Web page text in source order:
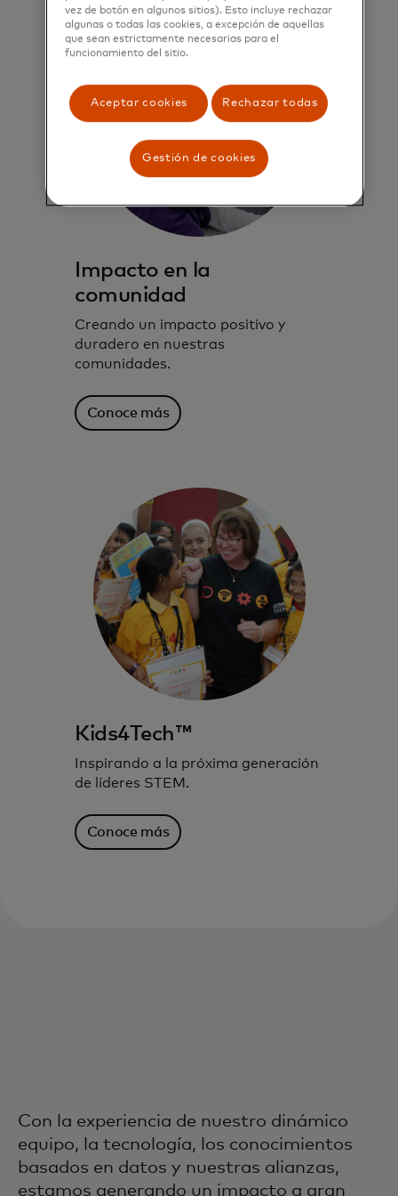
Impacto en la
comunidad
Creando un impacto positivo y
duradero en nuestras
comunidades.
Conoce más
Kids4Tech™
Inspirando a la próxima generación
de líderes STEM.
Conoce más
Con la experiencia de nuestro dinámico
equipo, la tecnología, los conocimientos
basados en datos y nuestras alianzas,
estamos generando un impacto a gran
vez de botón en algunos sitios). Esto incluye rechazar
algunas o todas las cookies, a excepción de aquellas
que sean estrictamente necesarias para el
funcionamiento del sitio.
Aceptar cookies Rechazar todas
Gestión de cookies